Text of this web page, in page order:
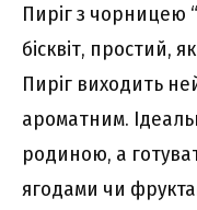
Пиріг з чорницею
бісквіт, простий,
Пиріг виходить
ароматним.
родиною, а
ягодами чи